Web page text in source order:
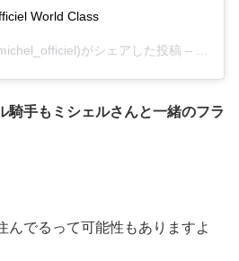
World Class
がシェアした投稿 – 2019
騎手もミシェルさんと一緒のフラ
んでるって可能性もありますよ